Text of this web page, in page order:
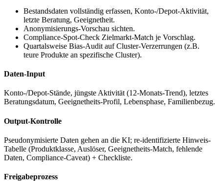
Bestandsdaten vollständig erfassen, Konto-/Depot-Aktivität,
letzte Beratung, Geeignetheit.
Anonymisierungs-Vorschau sichten.
Compliance-Spot-Check Zielmarkt-Match je Vorschlag.
Quartalsweise Bias-Audit auf Cluster-Verzerrungen (z.B.
teure Produkte an spezifische Cluster).
Daten-Input
Konto-/Depot-Stände, jüngste Aktivität (12-Monats-Trend), letztes
Beratungsdatum, Geeignetheits-Profil, Lebensphase, Familienbezug.
Output-Kontrolle
Pseudonymisierte Daten gehen an die KI; re-identifizierte Hinweis-
Tabelle (Produktklasse, Auslöser, Geeignetheits-Match, fehlende
Daten, Compliance-Caveat) + Checkliste.
Freigabeprozess